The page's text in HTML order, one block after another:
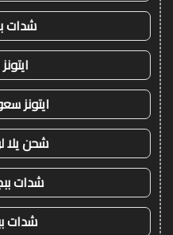
شدات
ايتونز
شحن يلا
شدات
شدات